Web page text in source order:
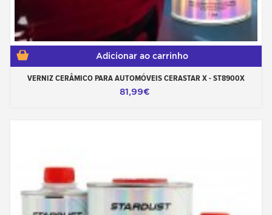
Adicionar ao carrinho
VERNIZ CERÂMICO PARA AUTOMÓVEIS CERASTAR X - ST8900X
81,99€